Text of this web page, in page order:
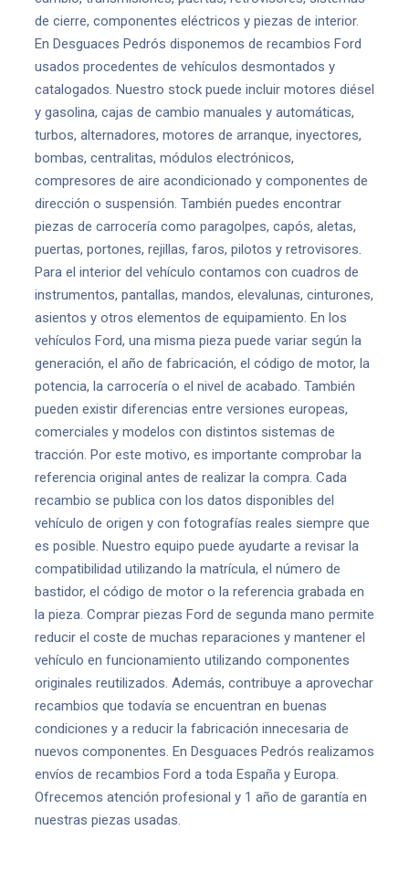
de cierre, componentes eléctricos y piezas de interior.
En Desguaces Pedrós disponemos de recambios Ford
usados procedentes de vehículos desmontados y
catalogados. Nuestro stock puede incluir motores diésel
y gasolina, cajas de cambio manuales y automáticas,
turbos, alternadores, motores de arranque, inyectores,
bombas, centralitas, módulos electrónicos,
compresores de aire acondicionado y componentes de
dirección o suspensión. También puedes encontrar
piezas de carrocería como paragolpes, capós, aletas,
puertas, portones, rejillas, faros, pilotos y retrovisores.
Para el interior del vehículo contamos con cuadros de
instrumentos, pantallas, mandos, elevalunas, cinturones,
asientos y otros elementos de equipamiento. En los
vehículos Ford, una misma pieza puede variar según la
generación, el año de fabricación, el código de motor, la
potencia, la carrocería o el nivel de acabado. También
pueden existir diferencias entre versiones europeas,
comerciales y modelos con distintos sistemas de
tracción. Por este motivo, es importante comprobar la
referencia original antes de realizar la compra. Cada
recambio se publica con los datos disponibles del
vehículo de origen y con fotografías reales siempre que
es posible. Nuestro equipo puede ayudarte a revisar la
compatibilidad utilizando la matrícula, el número de
bastidor, el código de motor o la referencia grabada en
la pieza. Comprar piezas Ford de segunda mano permite
reducir el coste de muchas reparaciones y mantener el
vehículo en funcionamiento utilizando componentes
originales reutilizados. Además, contribuye a aprovechar
recambios que todavía se encuentran en buenas
condiciones y a reducir la fabricación innecesaria de
nuevos componentes. En Desguaces Pedrós realizamos
envíos de recambios Ford a toda España y Europa.
Ofrecemos atención profesional y 1 año de garantía en
nuestras piezas usadas.